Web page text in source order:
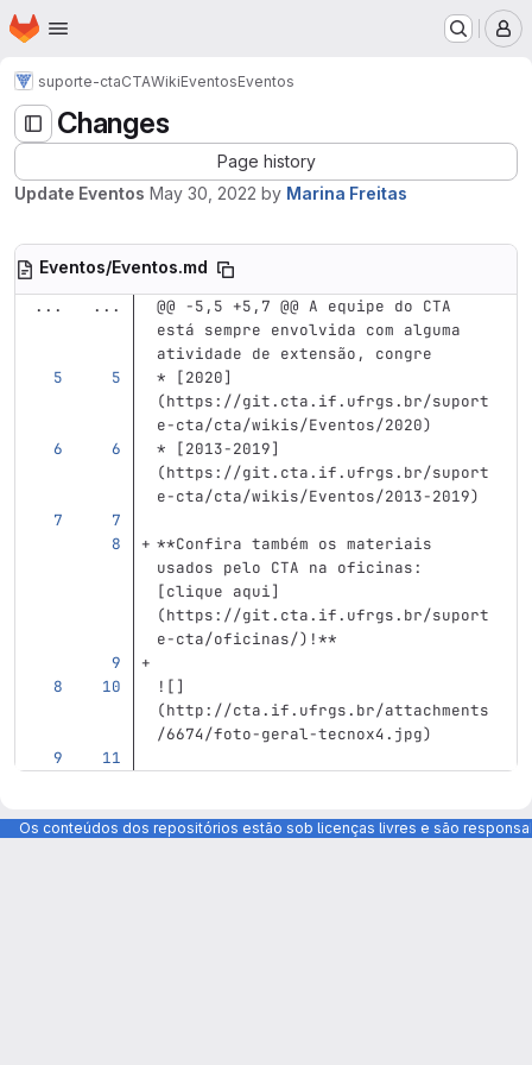
Skip to main content
Homepage
suporte-ctaCTAWikiEventosEventos
Changes
Page history
Update Eventos May 30, 2022 by Marina Freitas
Eventos/Eventos.md
...
...
@@ -5,5 +5,7 @@ A equipe do CTA
está sempre envolvida com alguma
atividade de extensão, congre
*
[2020]
(https://git.cta.if.ufrgs.br/suport
e-cta/cta/wikis/Eventos/2020)
*
[2013-2019]
(https://git.cta.if.ufrgs.br/suport
e-cta/cta/wikis/Eventos/2013-2019)
**Confira também os materiais
usados pelo CTA na oficinas:
[clique aqui]
(https://git.cta.if.ufrgs.br/suport
e-cta/oficinas/)!**
![]
(http://cta.if.ufrgs.br/attachments
/6674/foto-geral-tecnox4.jpg)
Os conteúdos dos repositórios estão sob licenças livres e são